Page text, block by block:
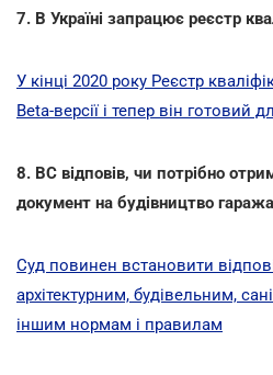
7. В Україні запрацює реєстр
У кінці 2020 року Реєстр
Beta-версії і тепер він готовий
8. ВС відповів, чи потрібно
документ на будівництво гаража
Суд повинен встановити
архітектурним, будівельним,
іншим нормам і правилам